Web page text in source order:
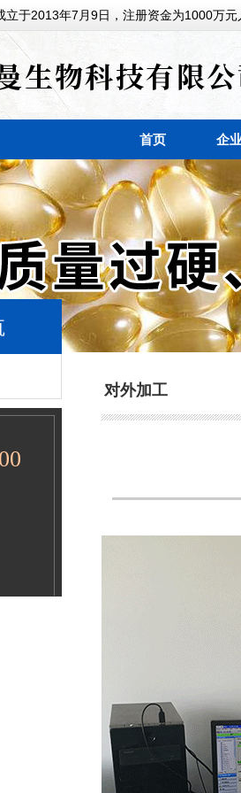
立于2013年7月9日，注册资金为1000万
首页 企
对外加工